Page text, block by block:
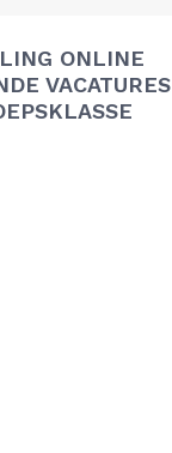
ONLINE
VACATURES